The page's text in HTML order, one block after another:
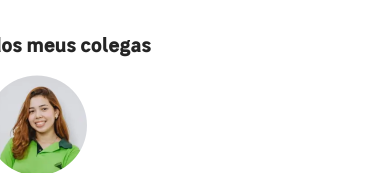
meus colegas